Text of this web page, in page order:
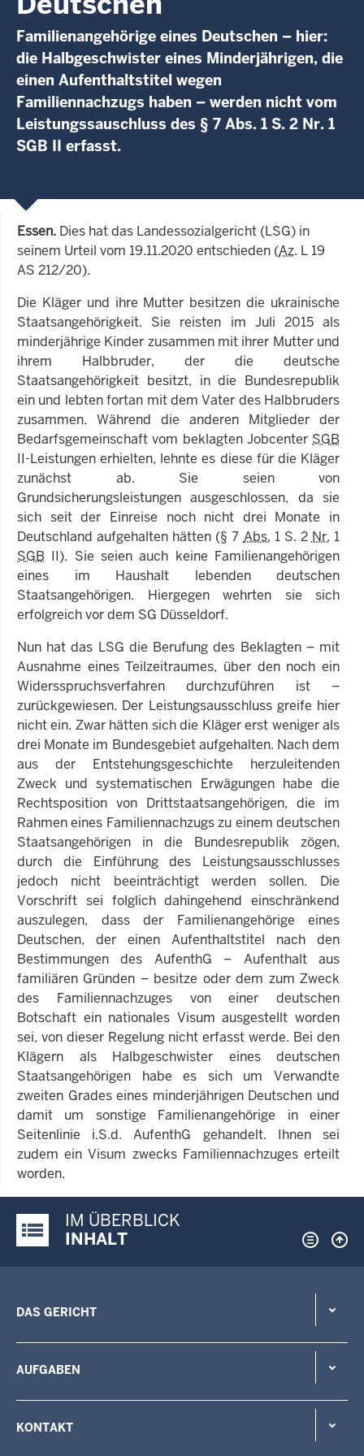
Familienangehörige eines Deutschen – hier:
die Halbgeschwister eines Minderjährigen, die
einen Aufenthaltstitel wegen
Familiennachzugs haben – werden nicht vom
Leistungssauschluss des § 7 Abs. 1 S. 2 Nr. 1
SGB II erfasst.
Essen. Dies hat das Landessozialgericht (LSG) in
seinem Urteil vom 19.11.2020 entschieden (Az. L 19
AS 212/20).
Die Kläger und ihre Mutter besitzen die ukrainische
Staatsangehörigkeit. Sie reisten im Juli 2015 als
minderjährige Kinder zusammen mit ihrer Mutter und
ihrem Halbbruder, der die deutsche
Staatsangehörigkeit besitzt, in die Bundesrepublik
ein und lebten fortan mit dem Vater des Halbbruders
zusammen. Während die anderen Mitglieder der
Bedarfsgemeinschaft vom beklagten Jobcenter SGB
II-Leistungen erhielten, lehnte es diese für die Kläger
zunächst ab. Sie seien von
Grundsicherungsleistungen ausgeschlossen, da sie
sich seit der Einreise noch nicht drei Monate in
Deutschland aufgehalten hätten (§ 7 Abs. 1 S. 2 Nr. 1
SGB II). Sie seien auch keine Familienangehörigen
eines im Haushalt lebenden deutschen
Staatsangehörigen. Hiergegen wehrten sie sich
erfolgreich vor dem SG Düsseldorf.
Nun hat das LSG die Berufung des Beklagten – mit
Ausnahme eines Teilzeitraumes, über den noch ein
Widersspruchsverfahren durchzuführen ist –
zurückgewiesen. Der Leistungsausschluss greife hier
nicht ein. Zwar hätten sich die Kläger erst weniger als
drei Monate im Bundesgebiet aufgehalten. Nach dem
aus der Entstehungsgeschichte herzuleitenden
Zweck und systematischen Erwägungen habe die
Rechtsposition von Drittstaatsangehörigen, die im
Rahmen eines Familiennachzugs zu einem deutschen
Staatsangehörigen in die Bundesrepublik zögen,
durch die Einführung des Leistungsausschlusses
jedoch nicht beeinträchtigt werden sollen. Die
Vorschrift sei folglich dahingehend einschränkend
auszulegen, dass der Familienangehörige eines
Deutschen, der einen Aufenthaltstitel nach den
Bestimmungen des AufenthG – Aufenthalt aus
familiären Gründen – besitze oder dem zum Zweck
des Familiennachzuges von einer deutschen
Botschaft ein nationales Visum ausgestellt worden
sei, von dieser Regelung nicht erfasst werde. Bei den
Klägern als Halbgeschwister eines deutschen
Staatsangehörigen habe es sich um Verwandte
zweiten Grades eines minderjährigen Deutschen und
damit um sonstige Familienangehörige in einer
Seitenlinie i.S.d. AufenthG gehandelt. Ihnen sei
zudem ein Visum zwecks Familiennachzuges erteilt
worden.
Justiz-Portal im Überblick:
IM ÜBERBLICK
INHALT
DAS GERICHT
AUFGABEN
KONTAKT